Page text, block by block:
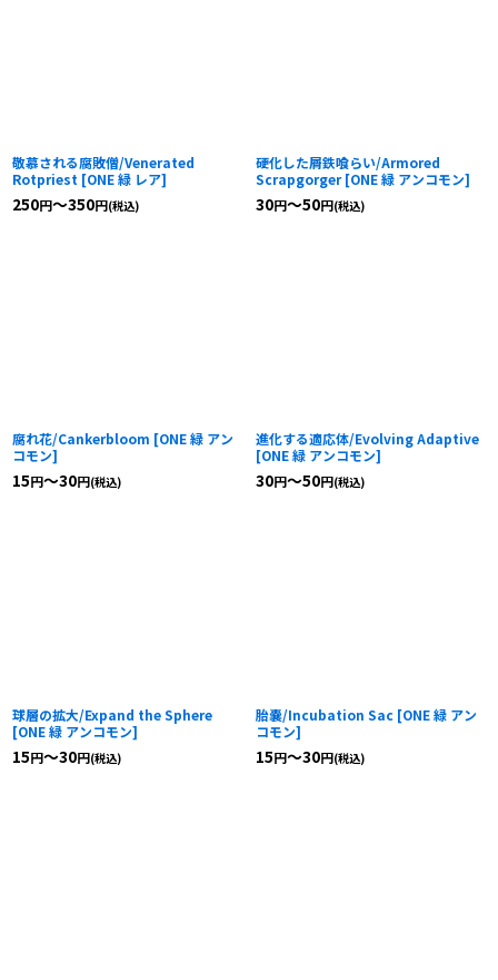
敬慕される腐敗僧/Venerated
Rotpriest [ONE 緑 レア]
250円～350円(税込)
硬化した屑鉄喰らい/Armored
Scrapgorger [ONE 緑 アンコモン]
30円～50円(税込)
腐れ花/Cankerbloom [ONE 緑 アン
コモン]
15円～30円(税込)
進化する適応体/Evolving Adaptive
[ONE 緑 アンコモン]
30円～50円(税込)
球層の拡大/Expand the Sphere
[ONE 緑 アンコモン]
15円～30円(税込)
胎嚢/Incubation Sac [ONE 緑 アン
コモン]
15円～30円(税込)